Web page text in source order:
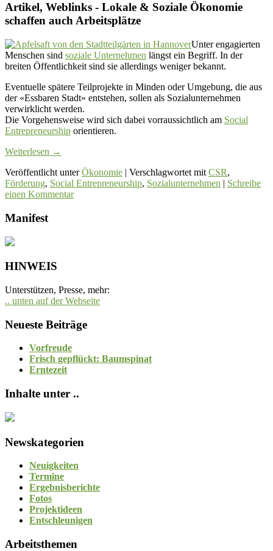
Artikel, Weblinks - Lokale & Soziale Ökonomie
schaffen auch Arbeitsplätze
Unter engagierten
Menschen sind soziale Unternehmen längst ein Begriff. In der
breiten Öffentlichkeit sind sie allerdings weniger bekannt.
Eventuelle spätere Teilprojekte in Minden oder Umgebung, die aus
der «Essbaren Stadt» entstehen, sollen als Sozialunternehmen
verwirklicht werden.
Die Vorgehensweise wird sich dabei vorraussichtlich am Social
Entrepreneurship orientieren.
Weiterlesen →
Veröffentlicht unter Ökonomie | Verschlagwortet mit CSR,
Förderung, Social Entrepreneurship, Sozialunternehmen | Schreibe
einen Kommentar
Manifest
HINWEIS
Unterstützen, Presse, mehr:
.. unten auf der Webseite
Neueste Beiträge
Vorfreude
Frisch gepflückt: Baumspinat
Erntezeit
Inhalte unter ..
Newskategorien
Neuigkeiten
Termine
Ergebnisberichte
Fotos
Projektideen
Entschleunigen
Arbeitsthemen